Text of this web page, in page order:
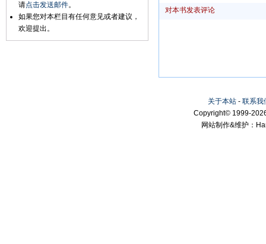
请点击发送邮件。
如果您对本栏目有任何意见或者建议，
欢迎提出。
对本书发表评论
关于本站 - 联系我
Copyright© 1999-
网站制作&维护：